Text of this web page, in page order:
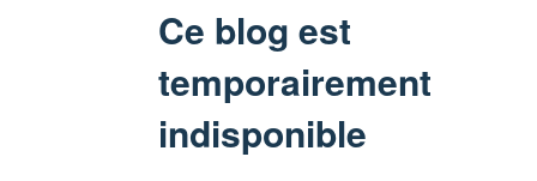
Ce blog est
temporairement
indisponible